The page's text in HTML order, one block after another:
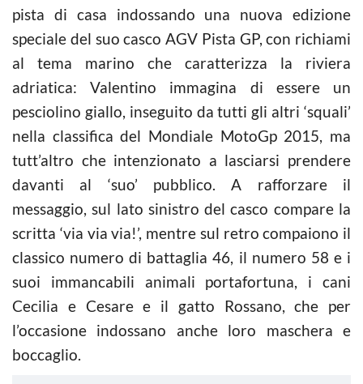
pista di casa indossando una nuova edizione
speciale del suo casco AGV Pista GP, con richiami
al tema marino che caratterizza la riviera
adriatica: Valentino immagina di essere un
pesciolino giallo, inseguito da tutti gli altri ‘squali’
nella classifica del Mondiale MotoGp2015, ma
tutt’altro che intenzionato a lasciarsi prendere
davanti al ‘suo’ pubblico. A rafforzare il
messaggio, sul lato sinistro del casco compare la
scritta ‘via via via!’, mentre sul retro compaiono il
classico numero di battaglia 46, il numero 58 e i
suoi immancabili animali portafortuna, i cani
Cecilia e Cesare e il gatto Rossano, che per
l’occasione indossano anche loro maschera e
boccaglio.